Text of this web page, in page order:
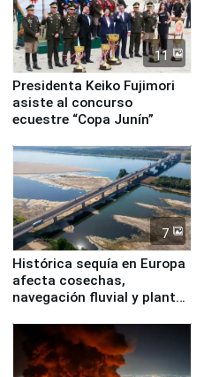
11
Presidenta Keiko Fujimori
asiste al concurso
ecuestre “Copa Junín”
7
Histórica sequía en Europa
afecta cosechas,
navegación fluvial y plantas